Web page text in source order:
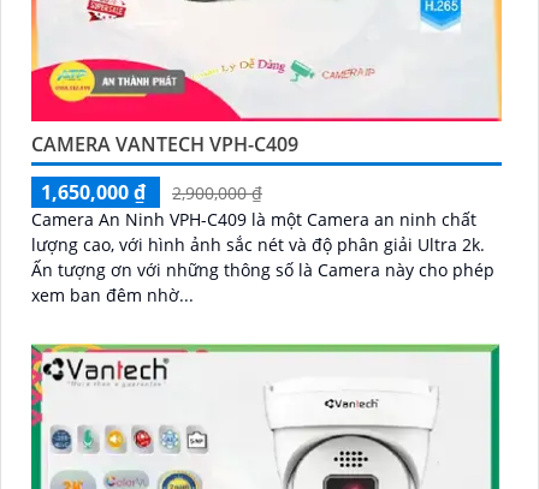
CAMERA VANTECH VPH-C409
1,650,000 ₫
2,900,000 ₫
Camera An Ninh VPH-C409 là một Camera an ninh chất
lượng cao, với hình ảnh sắc nét và độ phân giải Ultra 2k.
Ấn tượng ơn với những thông số là Camera này cho phép
xem ban đêm nhờ...